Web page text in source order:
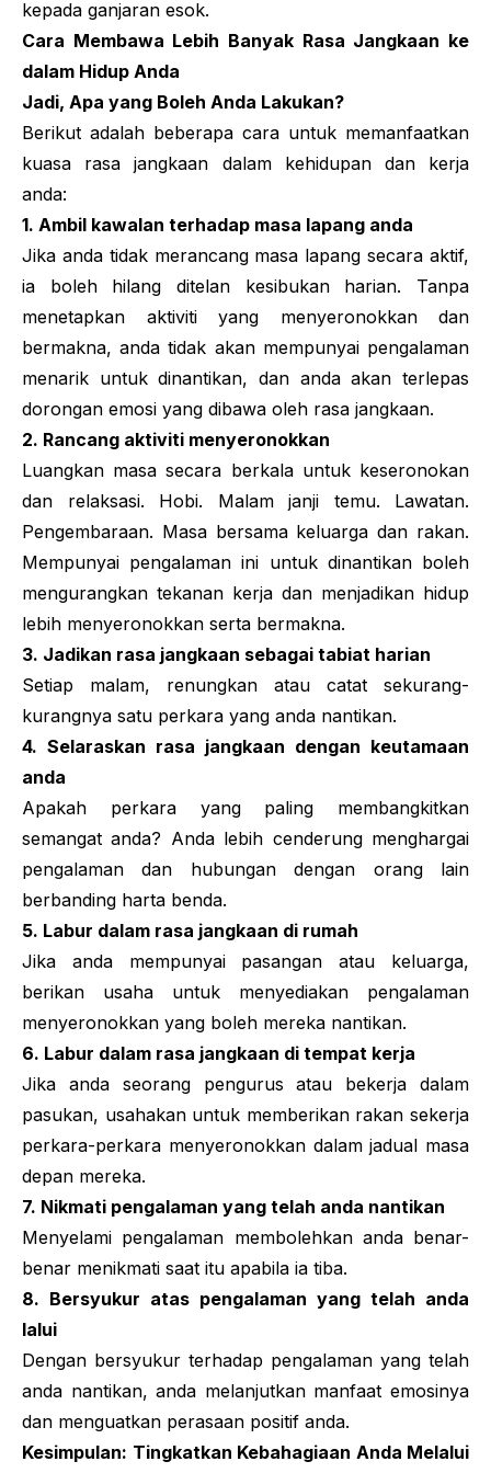
kepada ganjaran esok.
Cara Membawa Lebih Banyak Rasa Jangkaan ke
dalam Hidup Anda
Jadi, Apa yang Boleh Anda Lakukan?
Berikut adalah beberapa cara untuk memanfaatkan
kuasa rasa jangkaan dalam kehidupan dan kerja
anda:
1. Ambil kawalan terhadap masa lapang anda
Jika anda tidak merancang masa lapang secara aktif,
ia boleh hilang ditelan kesibukan harian. Tanpa
menetapkan aktiviti yang menyeronokkan dan
bermakna, anda tidak akan mempunyai pengalaman
menarik untuk dinantikan, dan anda akan terlepas
dorongan emosi yang dibawa oleh rasa jangkaan.
2. Rancang aktiviti menyeronokkan
Luangkan masa secara berkala untuk keseronokan
dan relaksasi. Hobi. Malam janji temu. Lawatan.
Pengembaraan. Masa bersama keluarga dan rakan.
Mempunyai pengalaman ini untuk dinantikan boleh
mengurangkan tekanan kerja dan menjadikan hidup
lebih menyeronokkan serta bermakna.
3. Jadikan rasa jangkaan sebagai tabiat harian
Setiap malam, renungkan atau catat sekurang-
kurangnya satu perkara yang anda nantikan.
4. Selaraskan rasa jangkaan dengan keutamaan
anda
Apakah perkara yang paling membangkitkan
semangat anda? Anda lebih cenderung menghargai
pengalaman dan hubungan dengan orang lain
berbanding harta benda.
5. Labur dalam rasa jangkaan di rumah
Jika anda mempunyai pasangan atau keluarga,
berikan usaha untuk menyediakan pengalaman
menyeronokkan yang boleh mereka nantikan.
6. Labur dalam rasa jangkaan di tempat kerja
Jika anda seorang pengurus atau bekerja dalam
pasukan, usahakan untuk memberikan rakan sekerja
perkara-perkara menyeronokkan dalam jadual masa
depan mereka.
7. Nikmati pengalaman yang telah anda nantikan
Menyelami pengalaman membolehkan anda benar-
benar menikmati saat itu apabila ia tiba.
8. Bersyukur atas pengalaman yang telah anda
lalui
Dengan bersyukur terhadap pengalaman yang telah
anda nantikan, anda melanjutkan manfaat emosinya
dan menguatkan perasaan positif anda.
Kesimpulan: Tingkatkan Kebahagiaan Anda Melalui